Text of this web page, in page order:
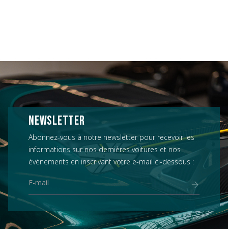
NEWSLETTER
Abonnez-vous à notre newsletter pour recevoir les
informations sur nos dernières voitures et nos
événements en inscrivant votre e-mail ci-dessous :